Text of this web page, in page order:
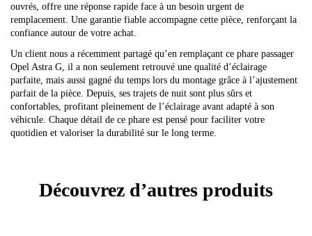
ouvrés, offre une réponse rapide face à un besoin urgent de
remplacement. Une garantie fiable accompagne cette pièce, renforçant la
confiance autour de votre achat.
Un client nous a récemment partagé qu’en remplaçant ce phare passager
Opel Astra G, il a non seulement retrouvé une qualité d’éclairage
parfaite, mais aussi gagné du temps lors du montage grâce à l’ajustement
parfait de la pièce. Depuis, ses trajets de nuit sont plus sûrs et
confortables, profitant pleinement de l’éclairage avant adapté à son
véhicule. Chaque détail de ce phare est pensé pour faciliter votre
quotidien et valoriser la durabilité sur le long terme.
Découvrez d’autres produits